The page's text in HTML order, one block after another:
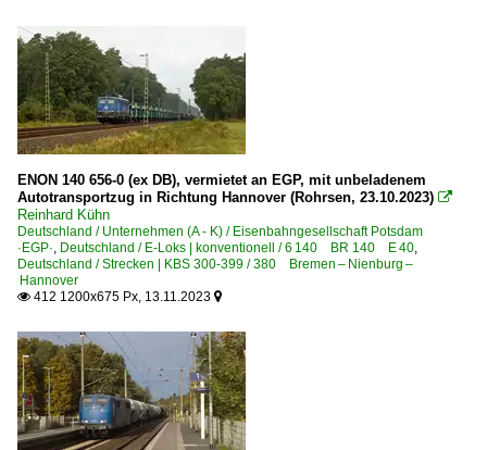
ENON 140 656-0 (ex DB), vermietet an EGP, mit unbeladenem
Autotransportzug in Richtung Hannover (Rohrsen, 23.10.2023) 
Reinhard Kühn
Deutschland / Unternehmen (A - K) / Eisenbahngesellschaft Potsdam
·EGP·, Deutschland / E-Loks | konventionell / 6 140 BR 140 E 40,
Deutschland / Strecken | KBS 300-399 / 380 Bremen – Nienburg –
Hannover
 412 1200x675 Px, 13.11.2023 